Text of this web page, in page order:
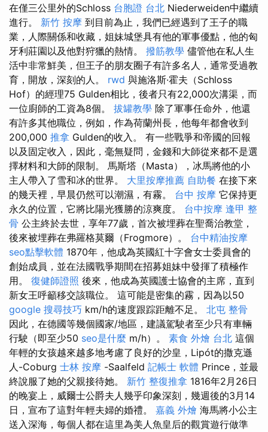
在僅三公里外的Schloss 台胞證 台北 Niederweiden中繼續
進行。 新竹 按摩 到目前為止，我們已經遇到了王子的職
業，人際關係和收藏，姐妹城堡具有他的軍事優點，他的匈
牙利莊園以及他對狩獵的熱情。 撥筋教學 儘管他在私人生
活中非常鮮美，但王子的朋友圈子有許多名人，通常受過教
育，開放，深刻的人。 rwd 與施洛斯·霍夫（Schloss
Hof）的經理75 Gulden相比，後者只有22,000次溝渠，而
一位廚師的工資為8個。 拔罐教學 除了軍事任命外，他還
有許多其他職位，例如，作為荷蘭州長，他每年都會收到
200,000 推拿 Gulden的收入。 有一些戰爭和帝國的回報
以及固定收入，因此，毫無疑問，金錢和大師從來都不是選
擇材料和大師的限制。 馬斯塔（Masta），冰馬將他的小
主人帶入了雪和冰的世界。 大里按摩推薦 自助餐 在接下來
的幾天裡，早晨仍然可以潮濕，有霧。 台中 按摩 它保持更
永久的位置，它將比陽光獲勝的涼爽度。 台中按摩 逢甲 整
骨 公主終於去世，享年77歲，首次被埋葬在聖喬治教堂，
後來被埋葬在弗羅格莫爾（Frogmore）。 台中精油按摩
seo點擊軟體 1870年，他成為英國紅十字會女士委員會的
創始成員，並在法國戰爭期間在招募姐妹中發揮了積極作
用。 復健師證照 後來，他成為英國護士協會的主席，直到
新女王呼籲移交該職位。 這可能是密集的霧，因為以50
google 搜尋技巧 km/h的速度跟踪距離不足。 北屯 整骨
因此，在德國等幾個國家/地區，建議駕駛者至少只有車輛
行駛（即至少50 seo是什麼 m/h）。 素食 外燴 台北 這個
年輕的女孩越來越多地考慮了良好的沙皇，Lipót的撒克遜
人-Coburg 士林 按摩 -Saalfeld 記帳士 軟體 Prince，並最
終說服了她的父親接待她。 新竹 整復推拿 1816年2月26日
的晚宴上，威爾士公爵夫人幾乎印象深刻，幾週後的3月14
日，宣布了這對年輕夫婦的婚禮。 嘉義 外燴 海馬將小公主
送入深海，每個人都在這里為美人魚皇后的觀賞遊行做準